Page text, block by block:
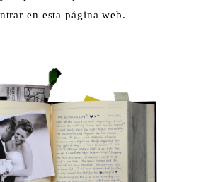
en esta página web.